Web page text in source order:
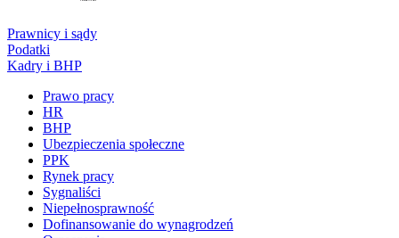
Prawnicy i sądy
Podatki
Kadry i BHP
Prawo pracy
HR
BHP
Ubezpieczenia społeczne
PPK
Rynek pracy
Sygnaliści
Niepełnosprawność
Dofinansowanie do wynagrodzeń